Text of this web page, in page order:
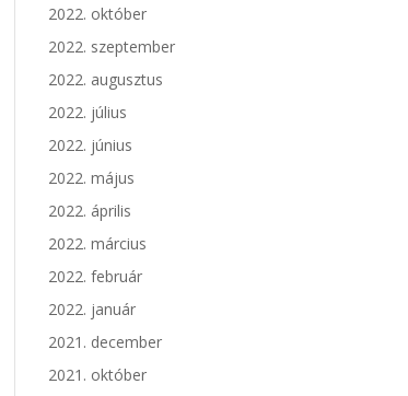
2022. október
2022. szeptember
2022. augusztus
2022. július
2022. június
2022. május
2022. április
2022. március
2022. február
2022. január
2021. december
2021. október